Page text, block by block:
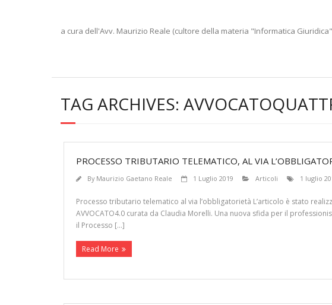
a cura dell'Avv. Maurizio Reale (cultore della materia "Informatica
TAG ARCHIVES:
PROCESSO TRIBUTARIO TELEMATICO, AL VIA
By Maurizio Gaetano Reale 1 Luglio 2019 Articoli 1 luglio
Processo tributario telematico al via l’obbligatorietà L’articolo è stato
AVVOCATO4.0 curata da Claudia Morelli. Una nuova sfida per il
il Processo […]
Read More